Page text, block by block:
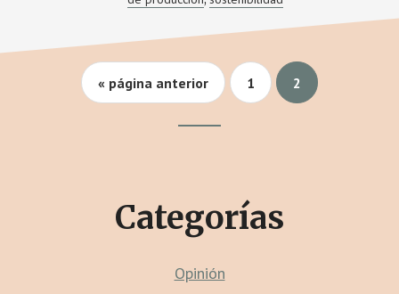
TODOS
O
UN
FUTURO
ACEPTABLE
PARA
« Ir
a
página anterior Página
1 Página
2
Categorías
Opinión